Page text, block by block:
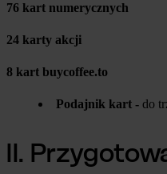
76 kart numerycznych
24 karty akcji
8 kart buycoffee.to
Podajnik kart - do
II.